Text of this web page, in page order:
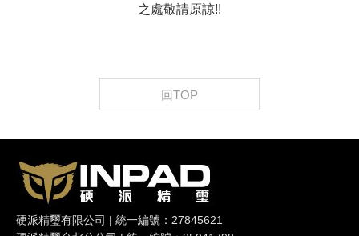
之處敬請原諒!!
回TOP
硬派精璽有限公司 | 統一編號：27845621